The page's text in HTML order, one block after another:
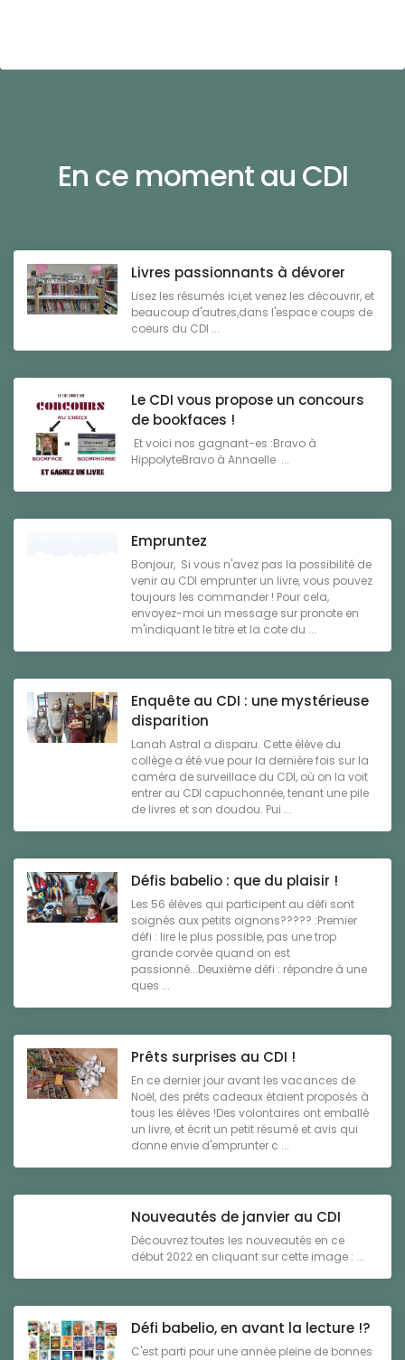
En ce moment au CDI
Livres passionnants à dévorer
Lisez les résumés ici,et venez les découvrir, et
beaucoup d'autres,dans l'espace coups de
coeurs du CDI ...
Le CDI vous propose un concours
de bookfaces !
Et voici nos gagnant-es :Bravo à
HippolyteBravo à Annaelle ...
Empruntez
Bonjour, Si vous n'avez pas la possibilité de
venir au CDI emprunter un livre, vous pouvez
toujours les commander ! Pour cela,
envoyez-moi un message sur pronote en
m'indiquant le titre et la cote du ...
Enquête au CDI : une mystérieuse
disparition
Lanah Astral a disparu. Cette élève du
collège a été vue pour la dernière fois sur la
caméra de surveillace du CDI, où on la voit
entrer au CDI capuchonnée, tenant une pile
de livres et son doudou. Pui ...
Défis babelio : que du plaisir !
Les 56 élèves qui participent au défi sont
soignés aux petits oignons????? :Premier
défi : lire le plus possible, pas une trop
grande corvée quand on est
passionné...Deuxième défi : répondre à une
ques ...
Prêts surprises au CDI !
En ce dernier jour avant les vacances de
Noël, des prêts cadeaux étaient proposés à
tous les élèves !Des volontaires ont emballé
un livre, et écrit un petit résumé et avis qui
donne envie d'emprunter c ...
Nouveautés de janvier au CDI
Découvrez toutes les nouveautés en ce
début 2022 en cliquant sur cette image : ...
Défi babelio, en avant la lecture !?
C'est parti pour une année pleine de bonnes